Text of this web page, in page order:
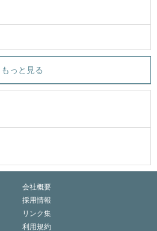
もっと見る
会社概要
採用情報
リンク集
利用規約